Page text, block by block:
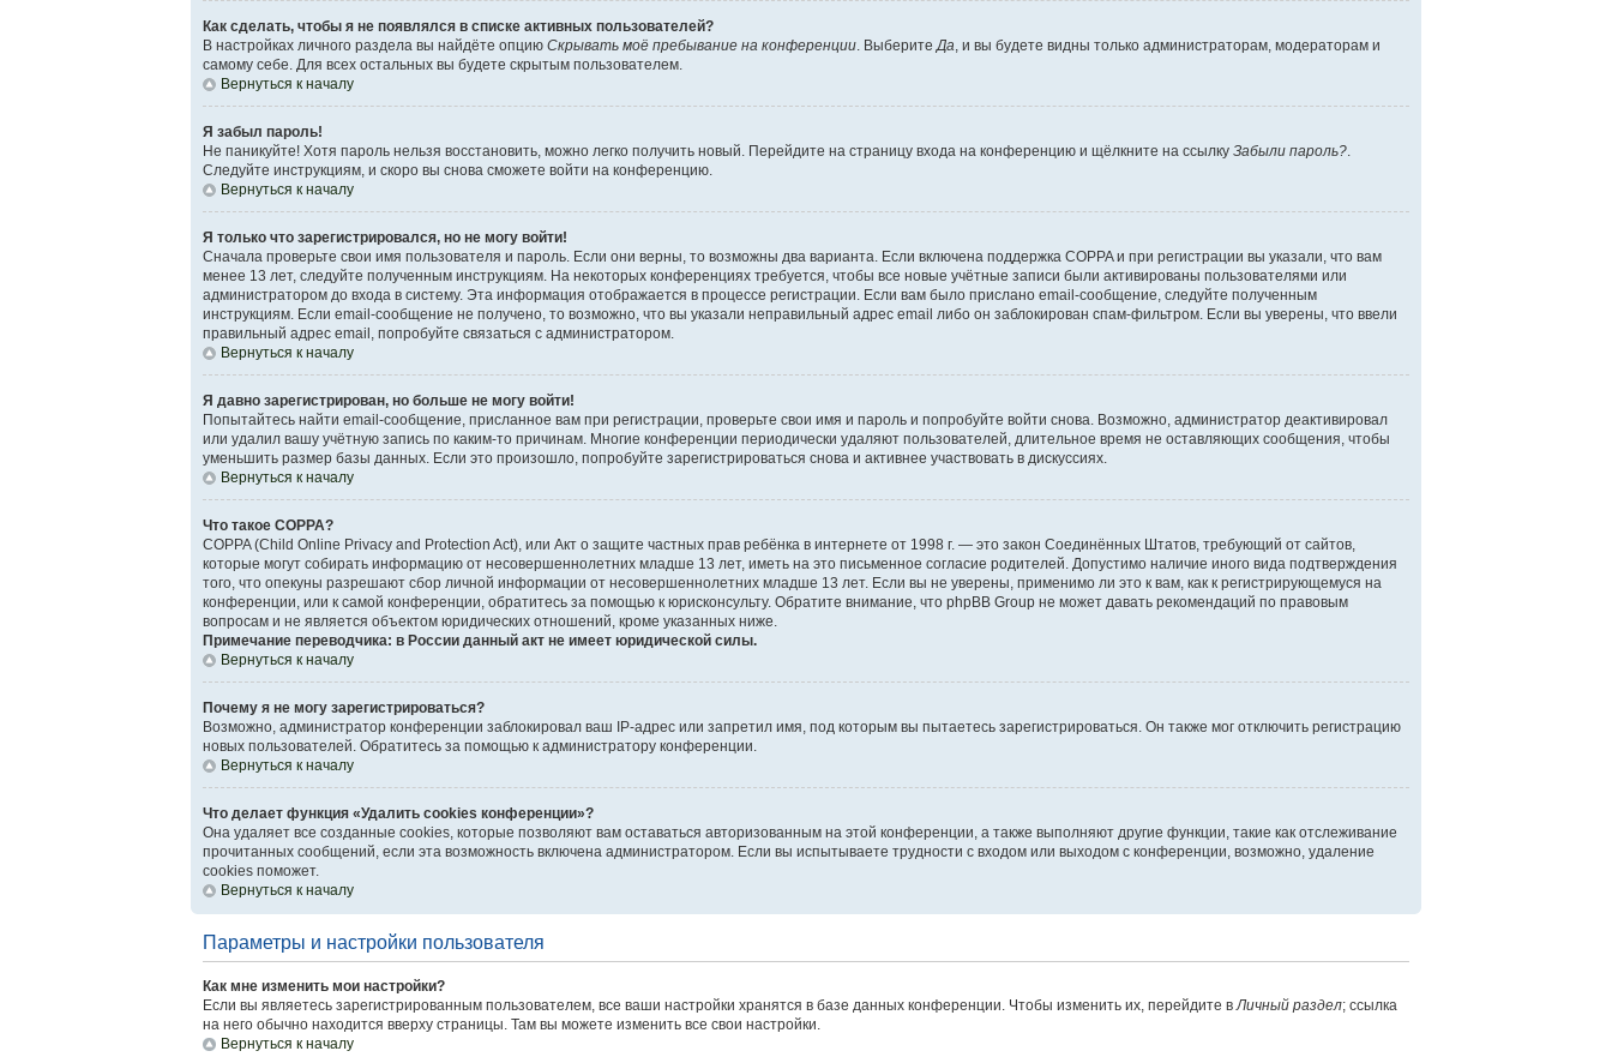
Как сделать, чтобы я не появлялся в списке активных пользователей?
В настройках личного раздела вы найдёте опцию Скрывать моё пребывание на конференции. ВыберитеДа, и вы будете видны только администраторам, модераторам и
самому себе. Для всех остальных вы будете скрытым пользователем.
Вернуться к началу
Я забыл пароль!
Не паникуйте! Хотя пароль нельзя восстановить, можно легко получить новый. Перейдите на страницу входа на конференцию и щёлкните на ссылку Забыли пароль?.
Следуйте инструкциям, и скоро вы снова сможете войти на конференцию.
Вернуться к началу
Я только что зарегистрировался, но не могу войти!
Сначала проверьте свои имя пользователя и пароль. Если они верны, то возможны два варианта. Если включена поддержка COPPA и при регистрации вы указали, что вам
менее 13 лет, следуйте полученным инструкциям. На некоторых конференциях требуется, чтобы все новые учётные записи были активированы пользователями или
администратором до входа в систему. Эта информация отображается в процессе регистрации. Если вам было прислано email-сообщение, следуйте полученным
инструкциям. Если email-сообщение не получено, то возможно, что вы указали неправильный адрес email либо он заблокирован спам-фильтром. Если вы уверены, что ввели
правильный адрес email, попробуйте связаться с администратором.
Вернуться к началу
Я давно зарегистрирован, но больше не могу войти!
Попытайтесь найти email-сообщение, присланное вам при регистрации, проверьте свои имя и пароль и попробуйте войти снова. Возможно, администратор деактивировал
или удалил вашу учётную запись по каким-то причинам. Многие конференции периодически удаляют пользователей, длительное время не оставляющих сообщения, чтобы
уменьшить размер базы данных. Если это произошло, попробуйте зарегистрироваться снова и активнее участвовать в дискуссиях.
Вернуться к началу
Что такое COPPA?
COPPA (Child Online Privacy and Protection Act), или Акт о защите частных прав ребёнка в интернете от 1998 г. — это закон Соединённых Штатов, требующий от сайтов,
которые могут собирать информацию от несовершеннолетних младше 13 лет, иметь на это письменное согласие родителей. Допустимо наличие иного вида подтверждения
того, что опекуны разрешают сбор личной информации от несовершеннолетних младше 13 лет. Если вы не уверены, применимо ли это к вам, как к регистрирующемуся на
конференции, или к самой конференции, обратитесь за помощью к юрисконсульту. Обратите внимание, что phpBB Group не может давать рекомендаций по правовым
вопросам и не является объектом юридических отношений, кроме указанных ниже.
Примечание переводчика: в России данный акт не имеет юридической силы.
Вернуться к началу
Почему я не могу зарегистрироваться?
Возможно, администратор конференции заблокировал ваш IP-адрес или запретил имя, под которым вы пытаетесь зарегистрироваться. Он также мог отключить регистрацию
новых пользователей. Обратитесь за помощью к администратору конференции.
Вернуться к началу
Что делает функция «Удалить cookies конференции»?
Она удаляет все созданные cookies, которые позволяют вам оставаться авторизованным на этой конференции, а также выполняют другие функции, такие как отслеживание
прочитанных сообщений, если эта возможность включена администратором. Если вы испытываете трудности с входом или выходом с конференции, возможно, удаление
cookies поможет.
Вернуться к началу
Параметры и настройки пользователя
Как мне изменить мои настройки?
Если вы являетесь зарегистрированным пользователем, все ваши настройки хранятся в базе данных конференции. Чтобы изменить их, перейдите вЛичный раздел; ссылка
на него обычно находится вверху страницы. Там вы можете изменить все свои настройки.
Вернуться к началу